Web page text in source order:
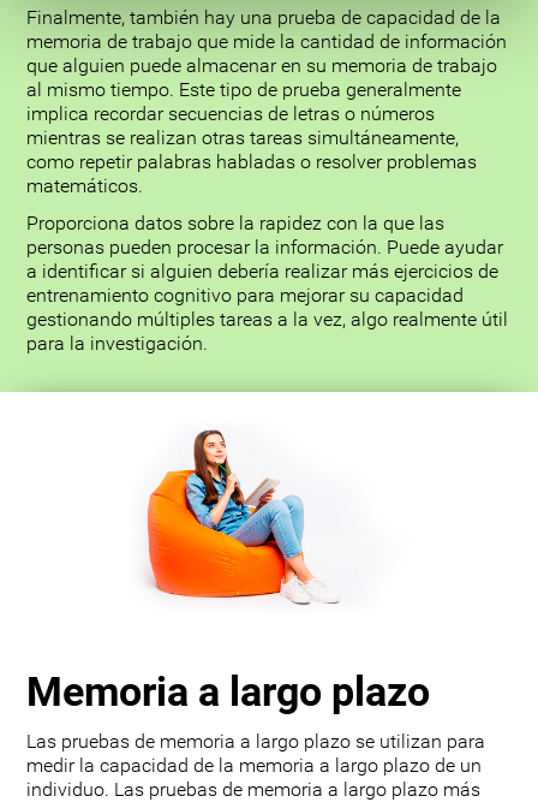
Finalmente, también hay una prueba de capacidad de la
memoria de trabajo que mide la cantidad de información
que alguien puede almacenar en su memoria de trabajo
al mismo tiempo. Este tipo de prueba generalmente
implica recordar secuencias de letras o números
mientras se realizan otras tareas simultáneamente,
como repetir palabras habladas o resolver problemas
matemáticos.
Proporciona datos sobre la rapidez con la que las
personas pueden procesar la información. Puede ayudar
a identificar si alguien debería realizar más ejercicios de
entrenamiento cognitivo para mejorar su capacidad
gestionando múltiples tareas a la vez, algo realmente útil
para la investigación.
Memoria a largo plazo
Las pruebas de memoria a largo plazo se utilizan para
medir la capacidad de la memoria a largo plazo de un
individuo. Las pruebas de memoria a largo plazo más